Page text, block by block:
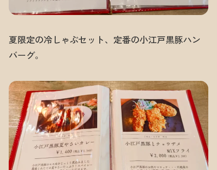
夏限定の冷しゃぶセット、定番の小江戸黒豚ハン
バーグ。